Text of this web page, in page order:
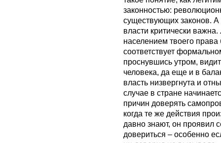
законностью:
существующих законов.
власти критически
населением твоего
соответствует
проснувшись утром,
человека, да еще и в
власть низвергнута и
случае в стране
причин доверять
когда те же действия
давно знают, он проявил
довериться – особенно